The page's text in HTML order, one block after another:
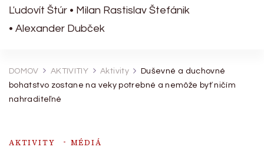
Ľudovít Štúr • Milan Rastislav Štefánik
• Alexander Dubček
DOMOV AKTIVITIY Aktivity
Duševné a duchovné
bohatstvo zostane na veky potrebné a nemôže byť ničím
nahraditeľné
AKTIVITY MÉDIÁ